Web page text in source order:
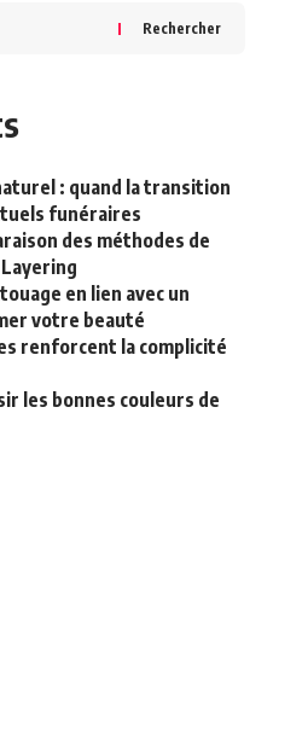
Rechercher
: quand la transition
funéraires
des méthodes de
en lien avec un
votre beauté
renforcent la complicité
les bonnes couleurs de